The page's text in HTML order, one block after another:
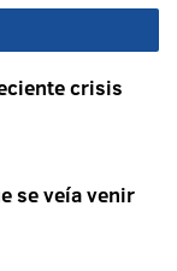
crisis
se veía venir